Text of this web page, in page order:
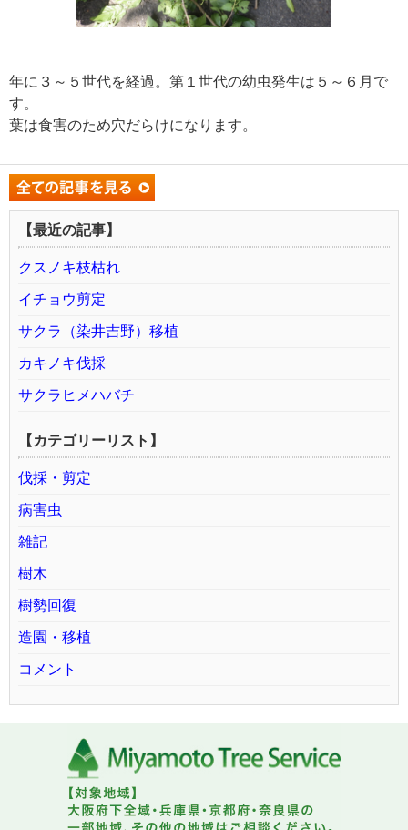
年に３～５世代を経過。第１世代の幼虫発生は５～６月で
す。
葉は食害のため穴だらけになります。
【最近の記事】
クスノキ枝枯れ
イチョウ剪定
サクラ（染井吉野）移植
カキノキ伐採
サクラヒメハバチ
【カテゴリーリスト】
伐採・剪定
病害虫
雑記
樹木
樹勢回復
造園・移植
コメント